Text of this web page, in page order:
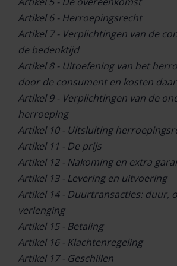
Artikel 6 - Herroepingsrecht
Artikel 7 - Verplichtingen van de
de bedenktijd
Artikel 8 - Uitoefening van het
door de consument en kosten
Artikel 9 - Verplichtingen van de
herroeping
Artikel 10 - Uitsluiting
Artikel 11 - De prijs
Artikel 12 - Nakoming en extra
Artikel 13 - Levering en uitvoering
Artikel 14 - Duurtransacties: duur,
verlenging
Artikel 15 - Betaling
Artikel 16 - Klachtenregeling
Artikel 17 - Geschillen